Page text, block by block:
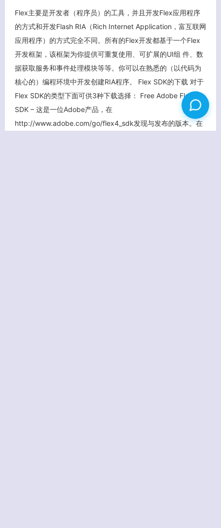
Flex主要是开发者（程序员）的工具，并且开发Flex应用程序
的方式和开发Flash RIA（Rich Internet Application，富互联网
应用程序）的方式完全不同。所有的Flex开发都基于一个Flex
开发框架，该框架为你提供可重复使用、可扩展的UI组 件、数
据获取服务和事件处理模块等等。你可以在熟悉的（以代码为
核心的）编程环境中开发创建RIA程序。 Flex SDK的下载 对于
Flex SDK的类型下面可供3种下载选择： Free Adobe Flex
SDK – 这是一位Adobe产品，在
http://www.adobe.com/go/flex4_sdk发现与发布的版本。在